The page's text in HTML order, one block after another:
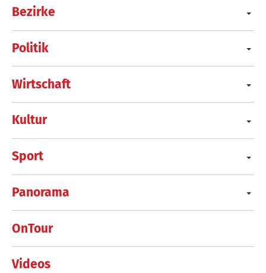
Bezirke
Politik
Wirtschaft
Kultur
Sport
Panorama
OnTour
Videos